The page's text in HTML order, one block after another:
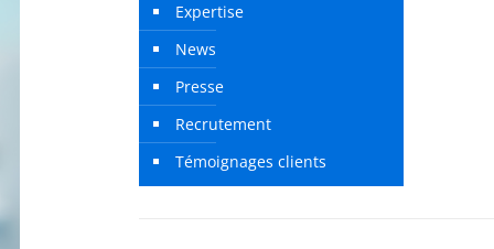
Expertise
News
Presse
Recrutement
Témoignages clients